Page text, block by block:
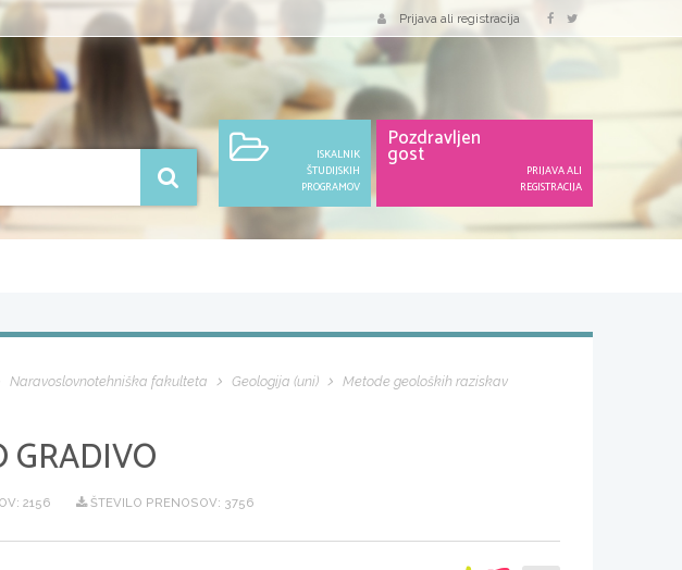
Prijava ali registracija
ISKALNIK
ŠTUDIJSKIH
PROGRAMOV
Pozdravljen
gost
PRIJAVA ALI
REGISTRACIJA
Naravoslovnotehniška fakulteta Geologija (uni)
Metode geoloških raziskav
GRADIVO
2156 ŠTEVILO PRENOSOV: 3756